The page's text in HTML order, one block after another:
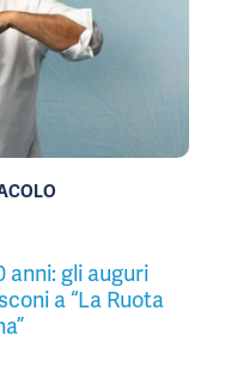
anni: gli auguri
a “La Ruota